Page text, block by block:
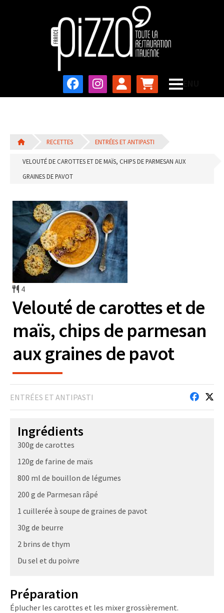
RECETTES ENTRÉES ET ANTIPASTI
VELOUTÉ DE CAROTTES ET DE MAÏS, CHIPS DE PARMESAN AUX
GRAINES DE PAVOT
4
Velouté de carottes et de
maïs, chips de parmesan
aux graines de pavot
ENTRÉES ET ANTIPASTI
Ingrédients
300g de carottes
120g de farine de maïs
800 ml de bouillon de légumes
200 g de Parmesan râpé
1 cuillerée à soupe de graines de pavot
30g de beurre
2 brins de thym
Du sel et du poivre
Préparation
Éplucher les carottes et les mixer grossièrement.